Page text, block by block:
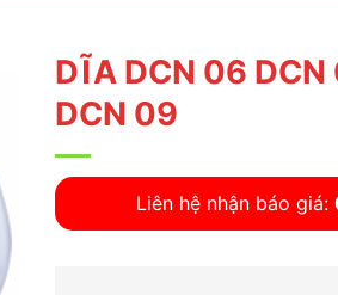
DĨA DCN 06 DCN
DCN 09
Liên hệ nhận báo giá: